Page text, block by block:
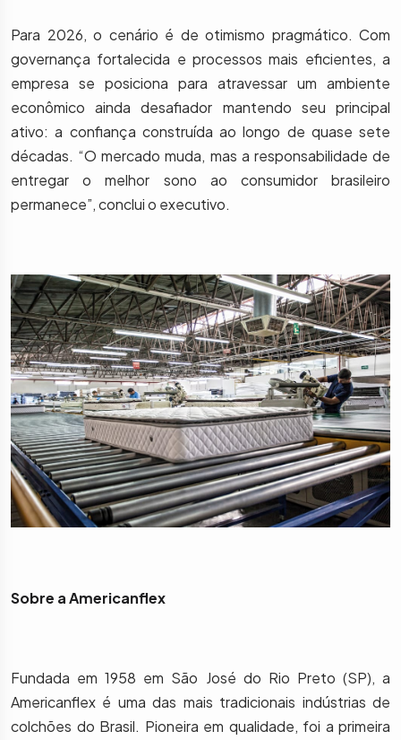
Para 2026, o cenário é de otimismo pragmático. Com
governança fortalecida e processos mais eficientes, a
empresa se posiciona para atravessar um ambiente
econômico ainda desafiador mantendo seu principal
ativo: a confiança construída ao longo de quase sete
décadas. “O mercado muda, mas a responsabilidade de
entregar o melhor sono ao consumidor brasileiro
permanece”, conclui o executivo.
Sobre a Americanflex
Fundada em 1958 em São José do Rio Preto (SP), a
Americanflex é uma das mais tradicionais indústrias de
colchões do Brasil. Pioneira em qualidade, foi a primeira